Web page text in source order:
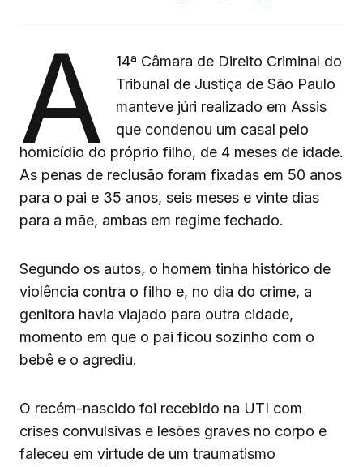
A
14ª Câmara de Direito Criminal do
Tribunal de Justiça de São Paulo
manteve júri realizado em Assis
que condenou um casal pelo
homicídio do próprio filho, de 4 meses de idade.
As penas de reclusão foram fixadas em 50 anos
para o pai e 35 anos, seis meses e vinte dias
para a mãe, ambas em regime fechado.
Segundo os autos, o homem tinha histórico de
violência contra o filho e, no dia do crime, a
genitora havia viajado para outra cidade,
momento em que o pai ficou sozinho com o
bebê e o agrediu.
O recém-nascido foi recebido na UTI com
crises convulsivas e lesões graves no corpo e
faleceu em virtude de um traumatismo